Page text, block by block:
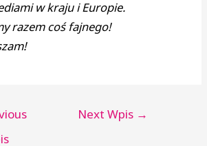
w kraju i Europie.
razem coś fajnego!
Next Wpis →